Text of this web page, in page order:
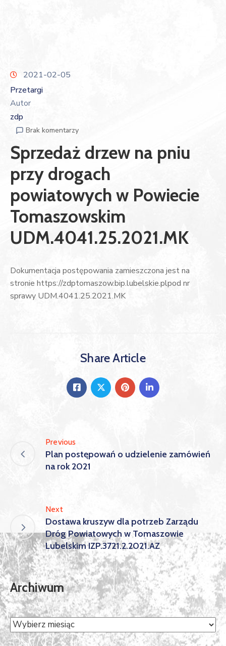
2021-02-05
Przetargi
Autor
zdp
Brak komentarzy
Sprzedaż drzew na pniu
przy drogach
powiatowych w Powiecie
Tomaszowskim
UDM.4041.25.2021.MK
Dokumentacja postępowania zamieszczona jest na
stronie https://zdptomaszow.bip.lubelskie.plpod nr
sprawy UDM.4041.25.2021.MK
Share Article
Previous
Plan postępowań o udzielenie zamówień
na rok 2021
Next
Dostawa kruszyw dla potrzeb Zarządu
Dróg Powiatowych w Tomaszowie
Lubelskim IZP.3721.2.2021.AZ
Archiwum